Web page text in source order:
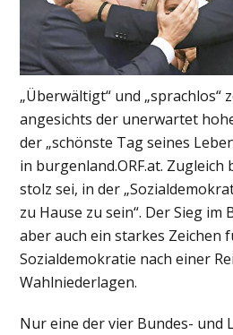
„Überwältigt“ und „sprachlos“
angesichts der unerwartet
der „schönste Tag seines
in burgenland.ORF.at.
stolz sei, in der
zu Hause zu sein“. Der Sieg
aber auch ein starkes Zeichen
Sozialdemokratie nach einer
Wahlniederlagen.
Nur eine der vier Bundes- und